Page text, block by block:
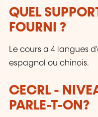
QUEL
FOURNI ?
Le cours a 4 langues
espagnol ou chinois.
CECRL -
PARLE-T-ON?